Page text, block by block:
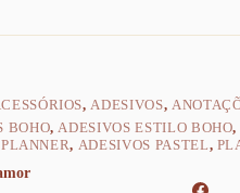
, ADESIVOS,
BOHO, ADESIVOS ESTILO BOHO,
, ADESIVOS PASTEL,